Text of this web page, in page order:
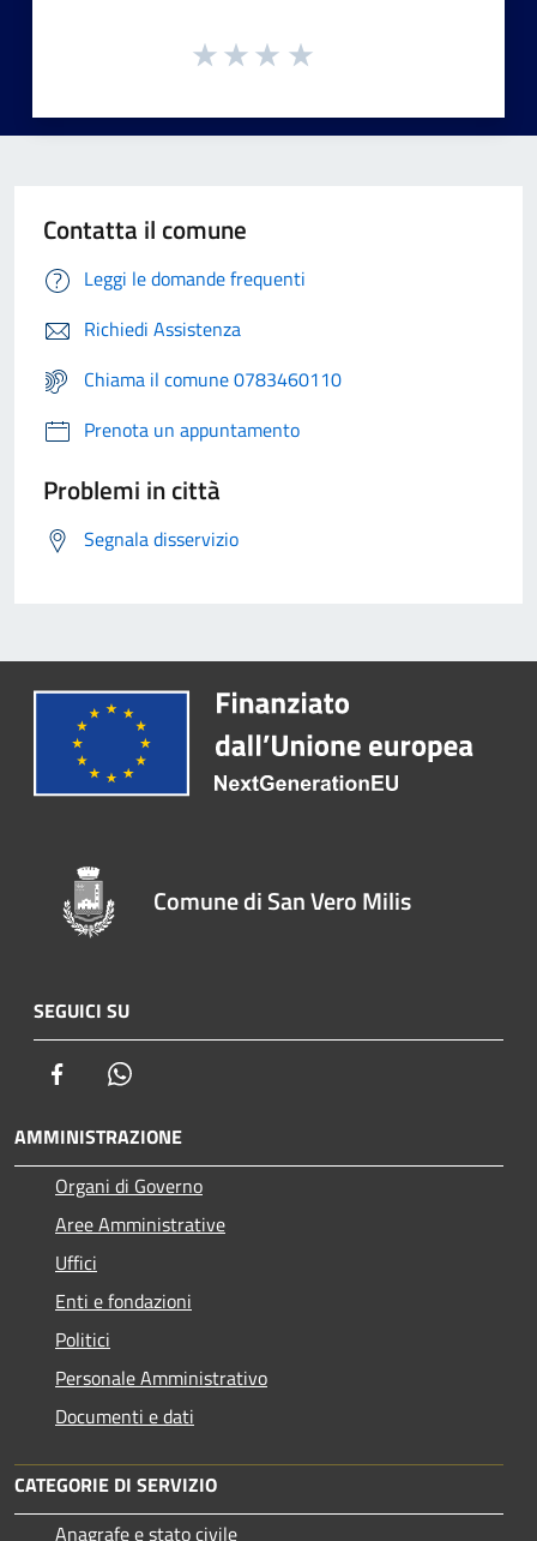
Contatta il comune
Leggi le domande frequenti
Richiedi Assistenza
Chiama il comune 0783460110
Prenota un appuntamento
Problemi in città
Segnala disservizio
Comune di San Vero Milis
SEGUICI SU
Facebook
AMMINISTRAZIONE
Organi di Governo
Aree Amministrative
Uffici
Enti e fondazioni
Politici
Personale Amministrativo
Documenti e dati
CATEGORIE DI SERVIZIO
Anagrafe e stato civile